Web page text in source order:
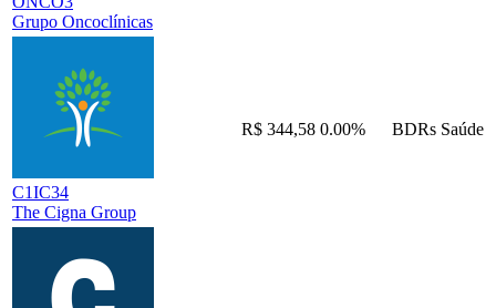
Grupo Oncoclínicas
C1IC34
The Cigna Group
R$ 344,58 0.00% BDRs Saúde